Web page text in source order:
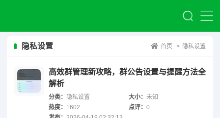
隐私设置 首页 > 隐私设置
高效群管理新攻略，群公告设置与提醒方法全
解析
分类： 隐私设置 大小：未知
热度： 1602 点评：0